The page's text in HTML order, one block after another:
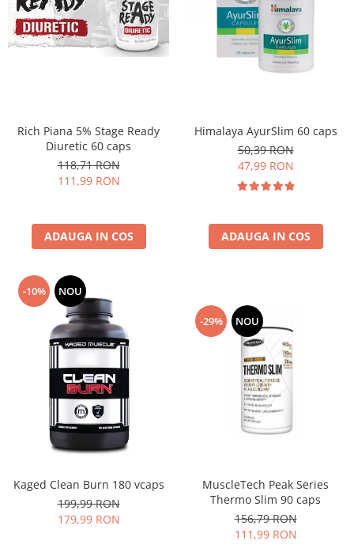
Rich Piana 5% Stage Ready
Diuretic 60 caps
118,71 RON
111,99 RON
ADAUGA IN COS
Himalaya AyurSlim 60 caps
50,39 RON
47,99 RON
ADAUGA IN COS
-10% NOU
Kaged Clean Burn 180 vcaps
199,99 RON
179,99 RON
-29% NOU
MuscleTech Peak Series
Thermo Slim 90 caps
156,79 RON
111,99 RON